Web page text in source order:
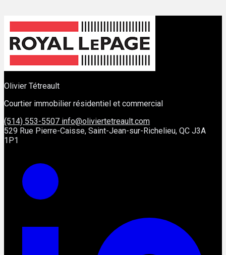
Olivier Tétreault
Courtier immobilier résidentiel et commercial
(514) 553-5507 info@oliviertetreault.com
529 Rue Pierre-Caisse, Saint-Jean-sur-Richelieu, QC J3A
1P1